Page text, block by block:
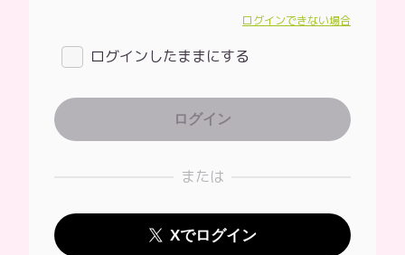
ログインできない場合
ログインしたままにする
または
Xでログイン